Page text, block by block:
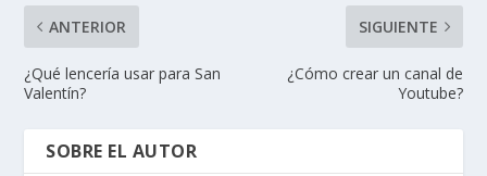
ANTERIOR
¿Qué lencería usar para San
Valentín?
SIGUIENTE
¿Cómo crear un canal de
Youtube?
SOBRE EL AUTOR